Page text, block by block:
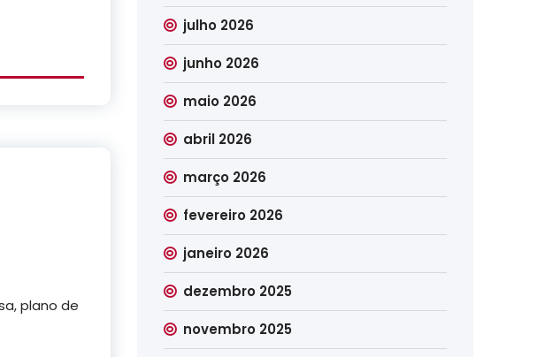
plano de
julho 2026
junho 2026
maio 2026
abril 2026
março 2026
fevereiro 2026
janeiro 2026
dezembro 2025
novembro 2025